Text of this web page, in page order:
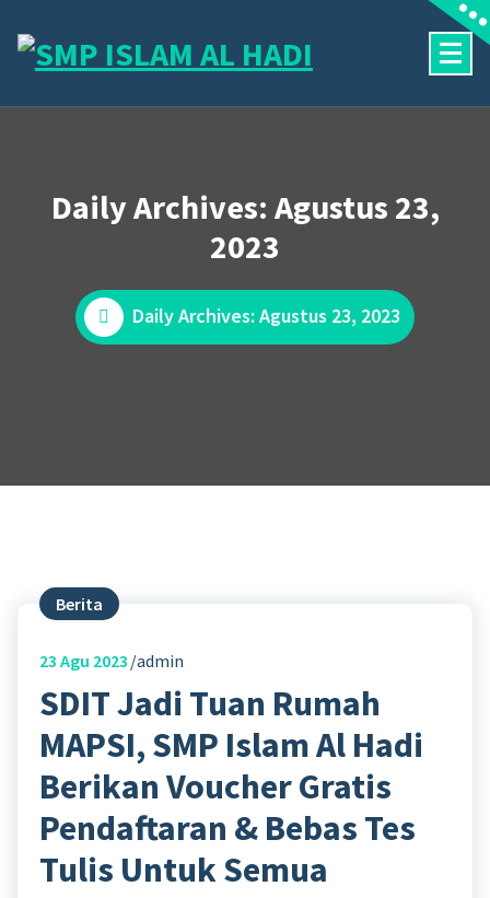
content
Daily Archives: Agustus 23,
2023
Daily Archives: Agustus 23, 2023
Berita
23 Agu 2023 admin
SDIT Jadi Tuan Rumah
MAPSI, SMP Islam Al Hadi
Berikan Voucher Gratis
Pendaftaran & Bebas Tes
Tulis Untuk Semua